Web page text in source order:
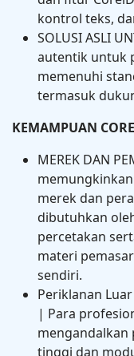
kontrol teks,
SOLUSI ASLI
autentik untuk
memenuhi
termasuk
KEMAMPUAN
MEREK DAN
merek dan
dibutuhkan
percetakan
materi
sendiri.
Periklanan
| Para
mengandalkan
tinggi dan